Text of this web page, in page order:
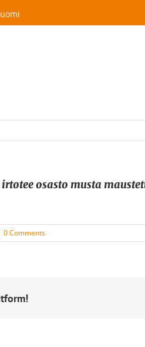
osasto musta
0 Comments